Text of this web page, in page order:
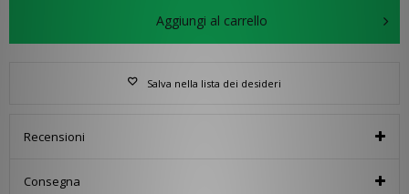
Aggiungi al carrello
Salva nella lista dei desideri
Recensioni
Consegna